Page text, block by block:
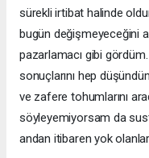
sürekli irtibat halinde
bugün değişmeyeceğini
pazarlamacı gibi
sonuçlarını hep
ve zafere tohumlarını
söyleyemiyorsam da
andan itibaren yok